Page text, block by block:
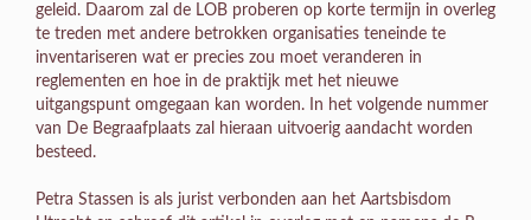
geleid. Daarom zal de LOB proberen op korte termijn in overleg
te treden met andere betrokken organisaties teneinde te
inventariseren wat er precies zou moet veranderen in
reglementen en hoe in de praktijk met het nieuwe
uitgangspunt omgegaan kan worden. In het volgende nummer
van De Begraafplaats zal hieraan uitvoerig aandacht worden
besteed.
Petra Stassen is als jurist verbonden aan het Aartsbisdom